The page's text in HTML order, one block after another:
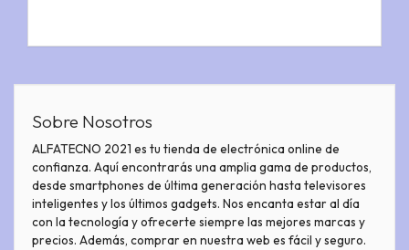
Sobre Nosotros
ALFATECNO 2021 es tu tienda de electrónica online de
confianza. Aquí encontrarás una amplia gama de productos,
desde smartphones de última generación hasta televisores
inteligentes y los últimos gadgets. Nos encanta estar al día
con la tecnología y ofrecerte siempre las mejores marcas y
precios. Además, comprar en nuestra web es fácil y seguro.